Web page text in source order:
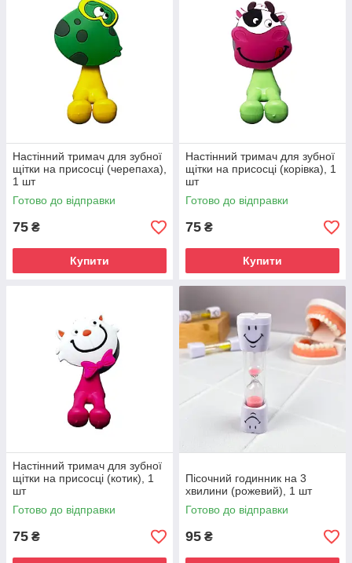
Настінний тримач для зубної
щітки на присосці (черепаха),
1 шт
Готово до відправки
75 ₴
Купити
Настінний тримач для зубної
щітки на присосці (корівка), 1
шт
Готово до відправки
75 ₴
Купити
Настінний тримач для зубної
щітки на присосці (котик), 1
шт
Готово до відправки
75 ₴
Пісочний годинник на 3
хвилини (рожевий), 1 шт
Готово до відправки
95 ₴